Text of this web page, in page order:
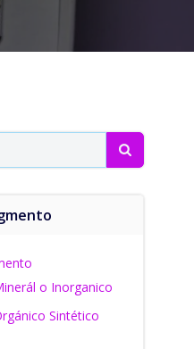
o Inorganico
Sintético